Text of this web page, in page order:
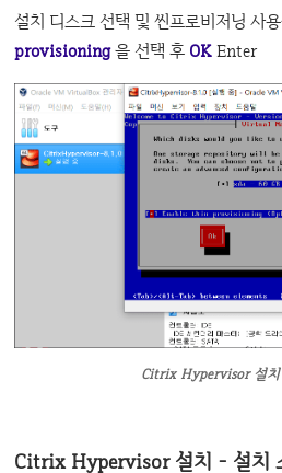
설치 디스크 선택 및 씬프로비저닝 사
provisioning을 선택 후 OKEnter
Citrix Hypervisor 설
Citrix Hypervisor 설치 - 설치